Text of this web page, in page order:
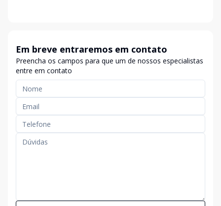
Em breve entraremos em contato
Preencha os campos para que um de nossos especialistas
entre em contato